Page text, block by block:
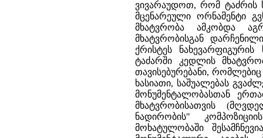
ვივარაუდოთ, რომ ტაძრის
მცენარეული ორნამენტი
მხატვრობა ამკობდა
მხატვრობისგან
ქრისტეს
ტაძარში კედლის
თავისებურებანი, რომლებიც
ხასიათი, საშუალებას
მონუმენტალობასთან
მხატვრობისათვის
ნადირობის"
მოხატულობაში